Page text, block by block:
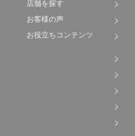
店舗を探す
お客様の声
お役立ちコンテンツ